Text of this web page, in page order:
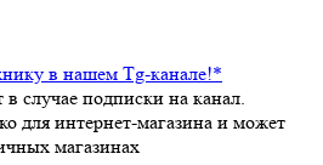
в нашем Tg-канале!*
случае подписки на канал.
для интернет-магазина и может
магазинах